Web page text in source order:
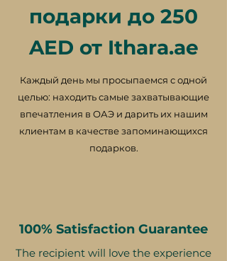
подарки до 250
AED от Ithara.ae
Каждый день мы просыпаемся с одной
целью: находить самые захватывающие
впечатления в ОАЭ и дарить их нашим
клиентам в качестве запоминающихся
подарков.
100% Satisfaction Guarantee
The recipient will love the experience